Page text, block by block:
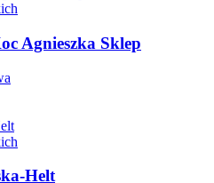
Agnieszka Sklep
Helt